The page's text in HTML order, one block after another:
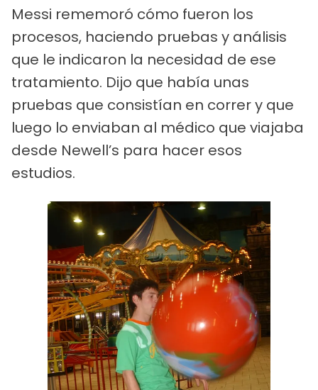
Messi rememoró cómo fueron los
procesos, haciendo pruebas y análisis
que le indicaron la necesidad de ese
tratamiento. Dijo que había unas
pruebas que consistían en correr y que
luego lo enviaban al médico que viajaba
desde Newell’s para hacer esos
estudios.